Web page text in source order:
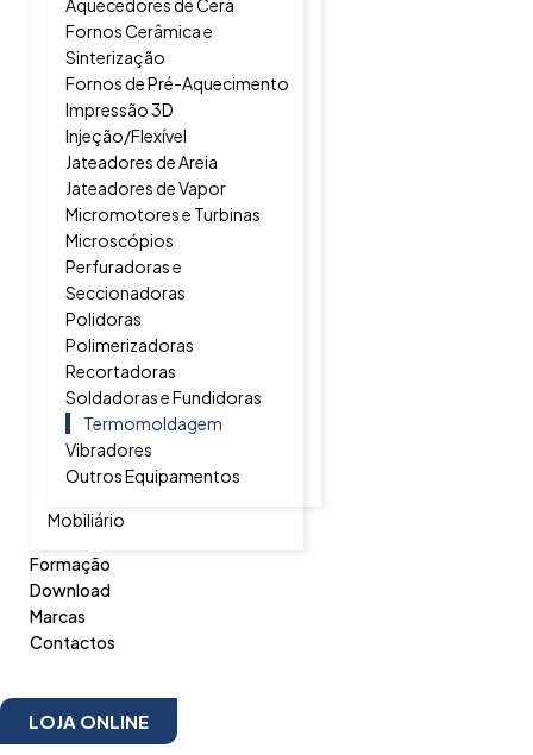
Aquecedores de Cera
Fornos Cerâmica e
Sinterização
Fornos de Pré-Aquecimento
Impressão 3D
Injeção/Flexível
Jateadores de Areia
Jateadores de Vapor
Micromotores e Turbinas
Microscópios
Perfuradoras e
Seccionadoras
Polidoras
Polimerizadoras
Recortadoras
Soldadoras e Fundidoras
Termomoldagem
Vibradores
Outros Equipamentos
Mobiliário
Formação
Download
Marcas
Contactos
LOJA ONLINE